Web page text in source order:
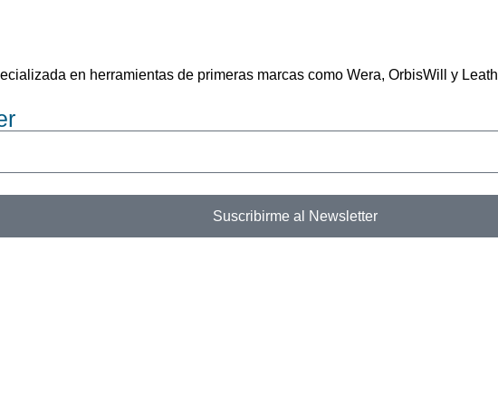
en herramientas de primeras marcas como Wera, OrbisWill y
Suscribirme al Newsletter